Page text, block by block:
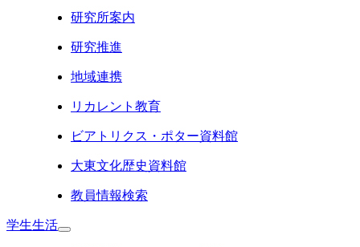
研究所案内
研究推進
地域連携
リカレント教育
ビアトリクス・ポター資料館
大東文化歴史資料館
教員情報検索
学生生活